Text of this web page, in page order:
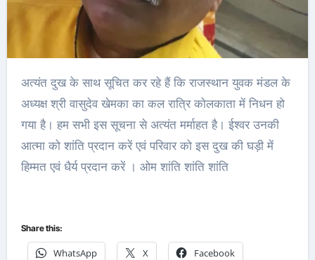
अत्यंत दुख के साथ सूचित कर रहे हैं कि राजस्थान युवक मंडल के
अध्यक्ष श्री वासुदेव खेमका का कल रात्रि कोलकाता में निधन हो
गया है। हम सभी इस सूचना से अत्यंत मर्माहत है। ईश्वर उनकी
आत्मा को शांति प्रदान करें एवं परिवार को इस दुख की घड़ी में
हिम्मत एवं धैर्य प्रदान करें । ओम शांति शांति शांति
Share this:
WhatsApp X Facebook